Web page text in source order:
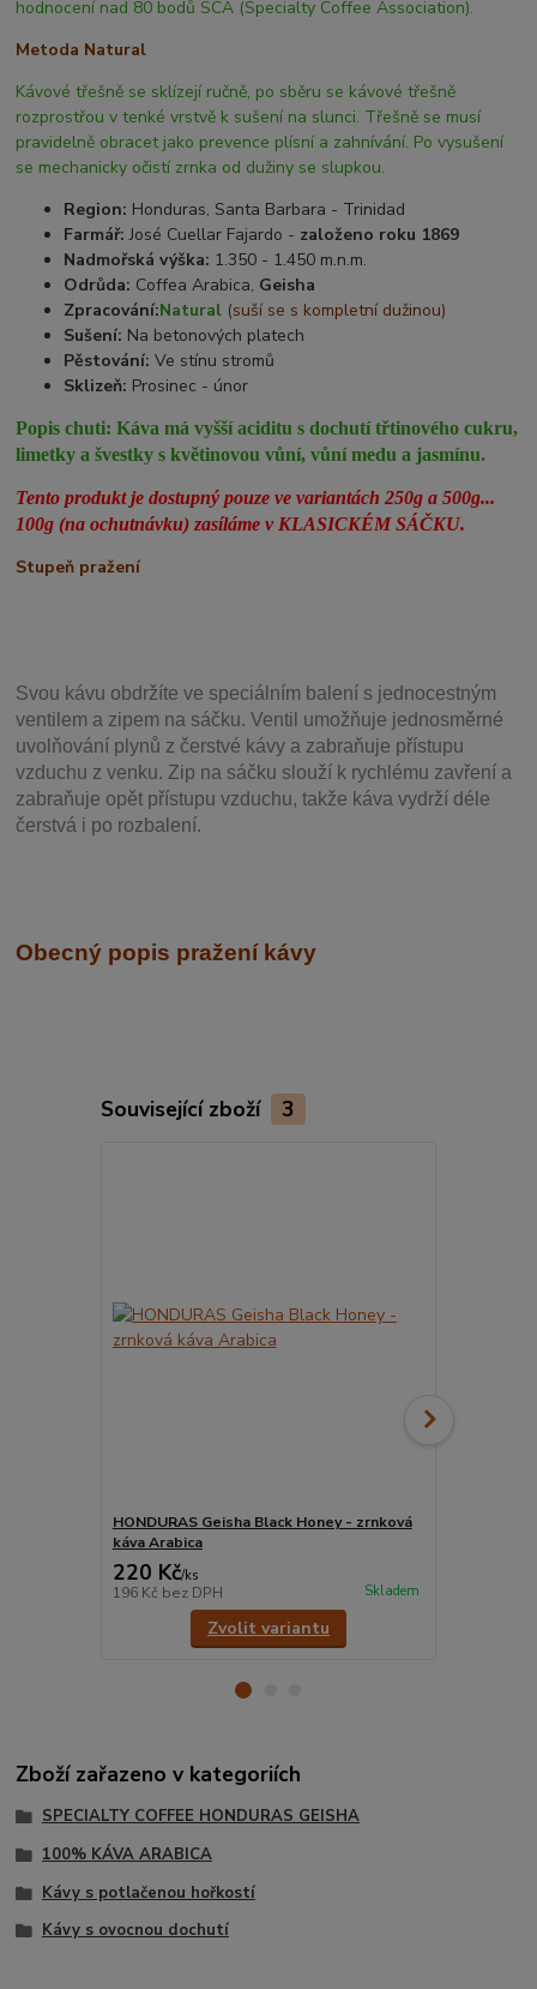
hodnocení nad 80 bodů SCA (Specialty Coffee Association).
Metoda Natural
Kávové třešně se sklízejí ručně, po sběru se kávové třešně
rozprostřou v tenké vrstvě k sušení na slunci. Třešně se musí
pravidelně obracet jako prevence plísní a zahnívání. Po vysušení
se mechanicky očistí zrnka od dužiny se slupkou.
Region: Honduras, Santa Barbara - Trinidad
Farmář: José Cuellar Fajardo - založeno roku 1869
Nadmořská výška: 1.350 - 1.450 m.n.m.
Odrůda: Coffea Arabica, Geisha
Zpracování:Natural (suší se s kompletní dužinou)
Sušení: Na betonových platech
Pěstování: Ve stínu stromů
Sklizeň: Prosinec - únor
Popis chuti:Káva má vyšší aciditu s dochutí třtinového cukru,
limetky a švestky s květinovou vůní, vůní medu a jasmínu.
Tento produkt je dostupný pouze ve variantách 250g a 500g...
100g (na ochutnávku) zasíláme v KLASICKÉM SÁČKU.
Stupeň pražení
Svou kávu obdržíte ve speciálním balení s jednocestným
ventilem a zipem na sáčku. Ventil umožňuje jednosměrné
uvolňování plynů z čerstvé kávy a zabraňuje přístupu
vzduchu z venku. Zip na sáčku slouží k rychlému zavření a
zabraňuje opět přístupu vzduchu, takže káva vydrží déle
čerstvá i po rozbalení.
Obecný popis pražení kávy
Související zboží 3
HONDURAS Geisha Black Honey - zrnková
káva Arabica
220 Kč/ks
196 Kč bez DPH Skladem
Zvolit variantu
Zboží zařazeno v kategoriích
SPECIALTY COFFEE HONDURAS GEISHA
100% KÁVA ARABICA
Kávy s potlačenou hořkostí
Kávy s ovocnou dochutí